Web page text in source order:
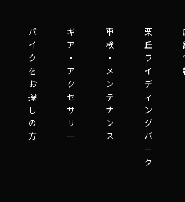
バ
イ
ク
を
お
探
し
の
方
ギ
ア
・
ア
ク
セ
サ
リ
ー
車
検
・
メ
ン
テ
ナ
ン
ス
栗
丘
ラ
イ
デ
ィ
ン
グ
パ
ー
ク